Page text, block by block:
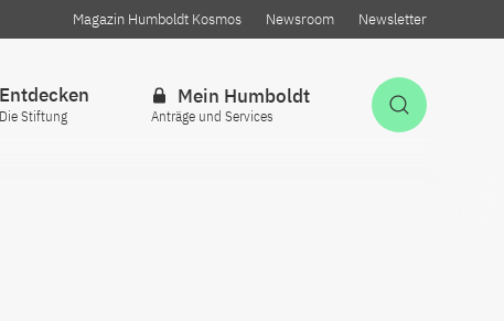
Magazin Humboldt Kosmos Newsroom Newsletter
Entdecken
Die Stiftung
Mein Humboldt
Anträge und Services